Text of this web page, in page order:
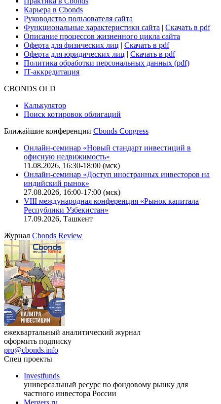
Для клиентов
О нас
Безопасность проведения платежей
Практика в Cbonds
Карьера в Cbonds
Руководство пользователя сайта
Функциональные характеристики сайта|Скачать в pdf
Описание процессов жизненного цикла сайта
Оферта для физических лиц
Оферта для юридических лиц
IT-аккредитация
Поиск котировок облигаций
Ближайшие конференцииCbonds Congress
Онлайн-семинар «Новый стандарт инвестиций в
офисную недвижимость»
11.08.2026, 16:30-18:00 (мск)
Онлайн-семинар «Доступ иностранных инвесторов на
индийский рынок»
VIII международная конференция «Рынок капитала
Республики Узбекистан»
17.09.2026, Ташкент
ЖурналCbonds Review
ежеквартальный аналитический журнал
оформить подписку
pro@cbonds.info
Спец проекты